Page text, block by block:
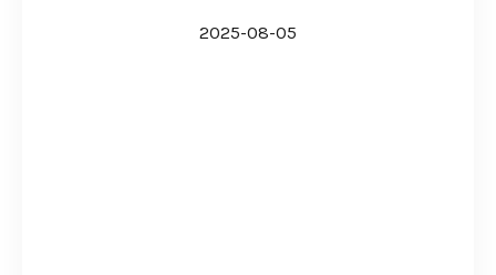
2025-08-05